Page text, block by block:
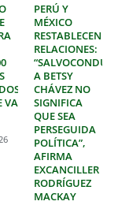
VA
PERÚ Y
MÉXICO
RESTABLECEN
RELACIONES:
A BETSY
CHÁVEZ NO
SIGNIFICA
QUE SEA
PERSEGUIDA
POLÍTICA”,
AFIRMA
EXCANCILLER
RODRÍGUEZ
MACKAY